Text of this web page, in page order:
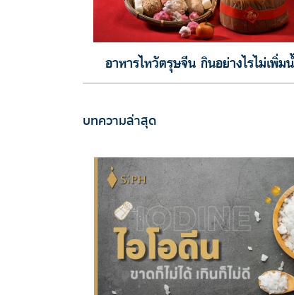
อาหารไหว้ตรุษจีน กินอย่างไรไม่เพิ่ม
บทความล่าสุด